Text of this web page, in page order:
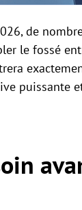
de
le fossé
puissante